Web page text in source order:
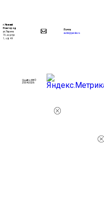
г. Нижний
Новгород
ул. Ларина
15, корпус
1, оф. 49
Почта:
eadnn@yandex.ru
Quattro88 ©
2004-2026